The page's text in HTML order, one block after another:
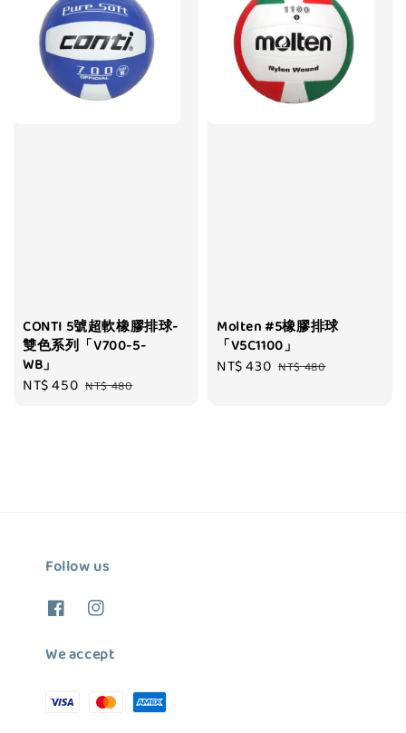
CONTI 5號超軟橡膠排球-
雙色系列「V700-5-
WB」
Sale
NT$ 450 Regular
NT$ 480
Molten #5橡膠排球
「V5C1100」
Sale
NT$ 430 Regular
NT$ 480
Follow us
We accept